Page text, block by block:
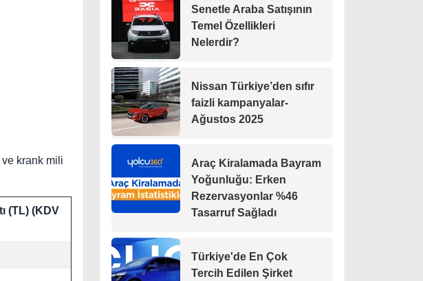
krank mili
(TL) (KDV
Senetle Araba Satışının
Temel Özellikleri
Nelerdir?
Nissan Türkiye’den sıfır
faizli kampanyalar-
Ağustos 2025
Araç Kiralamada Bayram
Yoğunluğu: Erken
Rezervasyonlar %46
Tasarruf Sağladı
Türkiye'de En Çok
Tercih Edilen Şirket